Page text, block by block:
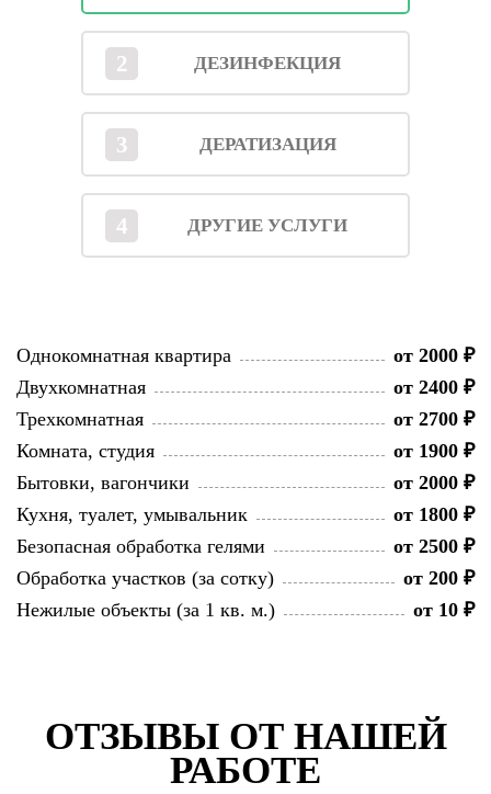
2 ДЕЗИНФЕКЦИЯ
3 ДЕРАТИЗАЦИЯ
4 ДРУГИЕ УСЛУГИ
Однокомнатная квартира
от 2000 ₽
Двухкомнатная
от 2400 ₽
Трехкомнатная
от 2700 ₽
Комната, студия
от 1900 ₽
Бытовки, вагончики
от 2000 ₽
Кухня, туалет, умывальник
от 1800 ₽
Безопасная обработка гелями
от 2500 ₽
Обработка участков (за сотку)
от 200 ₽
Нежилые объекты (за 1 кв. м.)
от 10 ₽
ОТЗЫВЫ ОТ НАШЕЙ
РАБОТЕ